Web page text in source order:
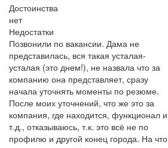
Достоинства
нет
Недостатки
Позвонили по вакансии. Дама не
представилась, вся такая усталая-
усталая (это днем!), не назвала что за
компанию она представляет, сразу
начала уточнять моменты по резюме.
После моих уточнений, что же это за
компания, где находится, функционал и
т.д., отказываюсь, т.к. это всё не по
профилю и другой конец города. На что